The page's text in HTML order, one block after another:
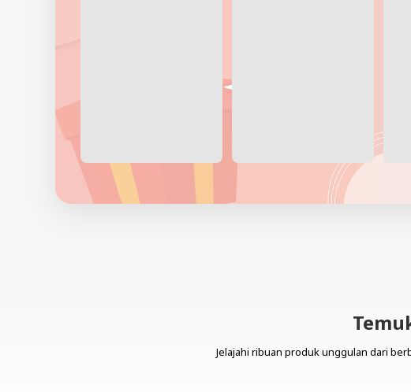
Jelajahi ribuan produk unggulan dari